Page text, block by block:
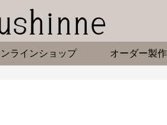
ラインショップ オーダー製作